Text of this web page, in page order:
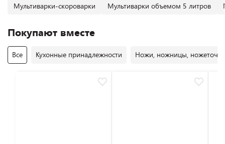
Мультиварки-скороварки Мультиварки объемом 5 литров
Покупают вместе
Все Кухонные принадлежности Ножи, ножницы, ножеточки